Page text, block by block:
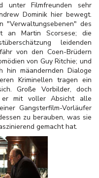
Filmfreunden sehr
Dominik hier bewegt.
"Verwaltungsebenen" des
an Martin Scorsese; die
leidenden
von den Coen-Brüdern
von Guy Ritchie; und
mäandernden Dialoge
Kriminellen tragen ein
Große Vorbilder, doch
er mit voller Absicht alle
Gangsterfilm-Vorläufer
zu berauben, was sie
gemacht hat.